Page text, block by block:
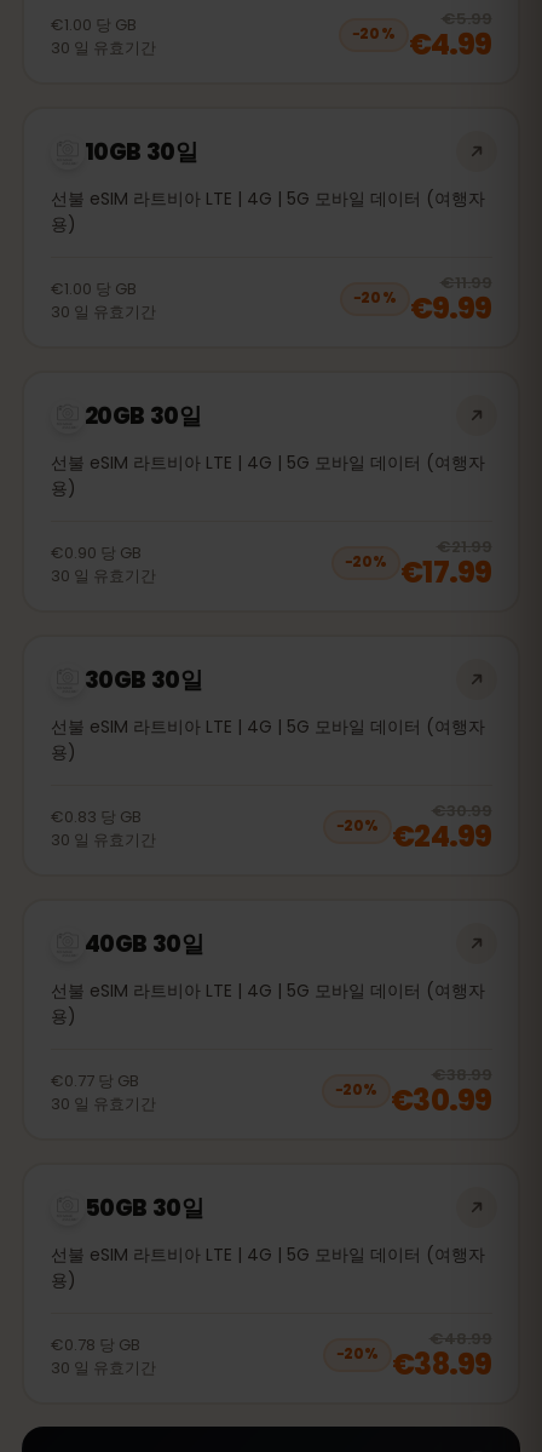
€1.00 당 GB
30 일 유효기간
−20%
€5.99
€4.99
10GB 30일
선불 eSIM 라트비아 LTE | 4G | 5G 모바일 데이터 (여행자
용)
€1.00 당 GB
30 일 유효기간
−20%
€11.99
€9.99
20GB 30일
선불 eSIM 라트비아 LTE | 4G | 5G 모바일 데이터 (여행자
용)
€0.90 당 GB
30 일 유효기간
−20%
€21.99
€17.99
30GB 30일
선불 eSIM 라트비아 LTE | 4G | 5G 모바일 데이터 (여행자
용)
€0.83 당 GB
30 일 유효기간
−20%
€30.99
€24.99
40GB 30일
선불 eSIM 라트비아 LTE | 4G | 5G 모바일 데이터 (여행자
용)
€0.77 당 GB
30 일 유효기간
−20%
€38.99
€30.99
50GB 30일
선불 eSIM 라트비아 LTE | 4G | 5G 모바일 데이터 (여행자
용)
€0.78 당 GB
30 일 유효기간
−20%
€48.99
€38.99